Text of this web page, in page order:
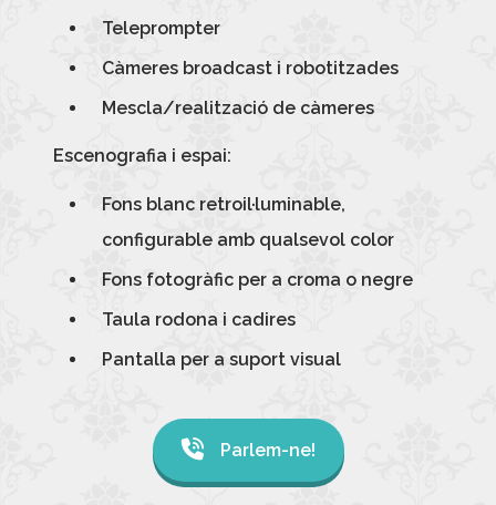
Teleprompter
Càmeres broadcast i robotitzades
Mescla/realització de càmeres
Escenografia i espai:
Fons blanc retroil·luminable,
configurable amb qualsevol color
Fons fotogràfic per a croma o negre
Taula rodona i cadires
Pantalla per a suport visual
Parlem-ne!